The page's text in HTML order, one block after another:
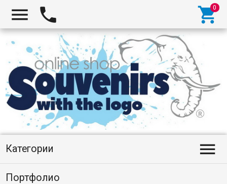
  
Категории 
Портфолио